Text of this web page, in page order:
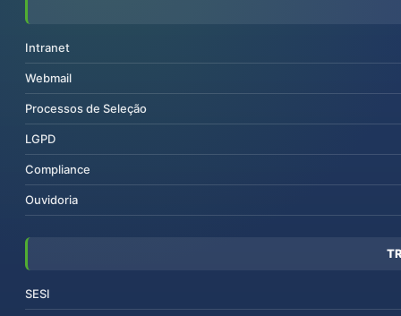
Intranet
Webmail
Processos de Seleção
LGPD
Compliance
Ouvidoria
SESI